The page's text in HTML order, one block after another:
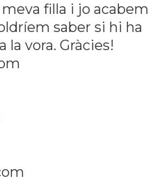
meva filla i jo acabem
saber si hi ha
la vora. Gràcies!